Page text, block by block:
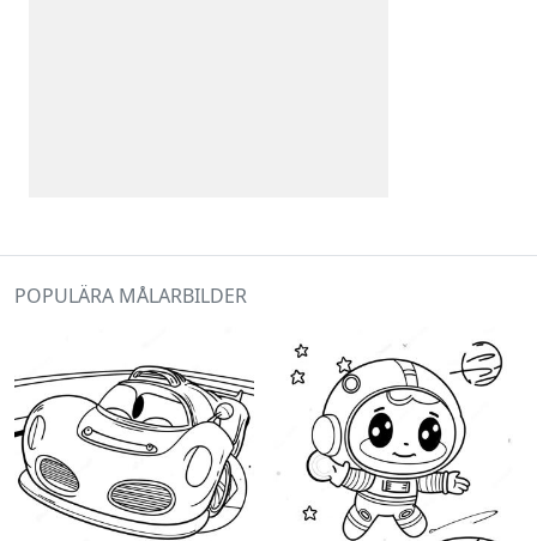
POPULÄRA MÅLARBILDER